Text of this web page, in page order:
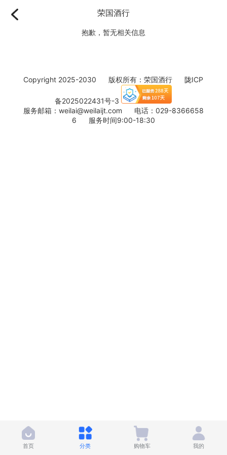
荣国酒行
抱歉，暂无相关信息
Copyright 2025-2030 版权所有：荣国酒行陇ICP
备2025022431号-3
服务邮箱：weilai@weilaijt.com 电话：029-8366658
6 服务时间9:00-18:30
首页 分类 购物车 我的